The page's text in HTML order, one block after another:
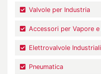
Valvole per Industria
Accessori per Vapore e
Elettrovalvole Industriali
Pneumatica